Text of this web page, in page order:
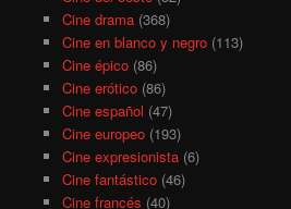
Cine drama(368)
Cine en blanco y negro(113)
Cine épico(86)
Cine erótico(86)
Cine español (47)
Cine europeo(193)
Cine expresionista(6)
Cine fantástico(46)
Cine francés (40)